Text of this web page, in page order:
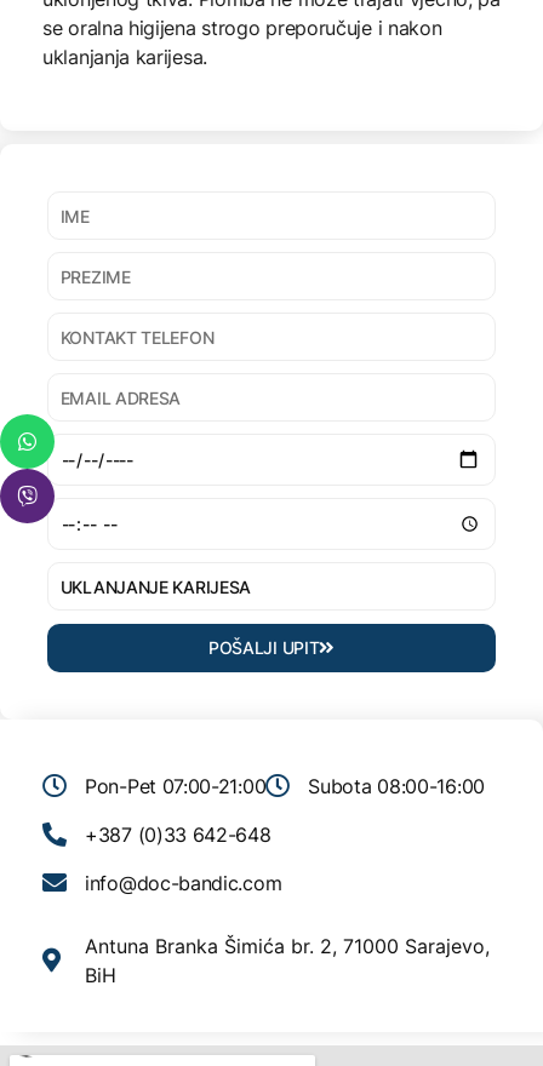
se oralna higijena strogo preporučuje i nakon
uklanjanja karijesa.
POŠALJI UPIT
Pon-Pet 07:00-21:00
Subota 08:00-16:00
+387 (0)33 642-648
info@doc-bandic.com
Antuna Branka Šimića br. 2, 71000 Sarajevo,
BiH